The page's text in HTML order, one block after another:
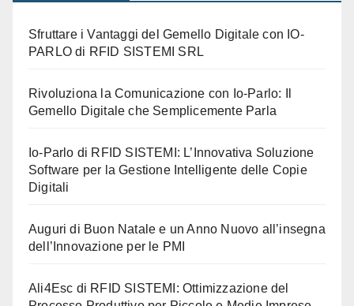
Sfruttare i Vantaggi del Gemello Digitale con IO-
PARLO di RFID SISTEMI SRL
Rivoluziona la Comunicazione con Io-Parlo: Il
Gemello Digitale che Semplicemente Parla
Io-Parlo di RFID SISTEMI: L’Innovativa Soluzione
Software per la Gestione Intelligente delle Copie
Digitali
Auguri di Buon Natale e un Anno Nuovo all’insegna
dell’Innovazione per le PMI
Ali4Esc di RFID SISTEMI: Ottimizzazione del